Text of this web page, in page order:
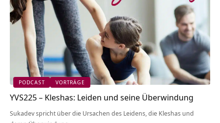
PODCAST VORTRÄGE
YVS225 – Kleshas: Leiden und seine Überwindung
Sukadev spricht über die Ursachen des Leidens, die Kleshas und